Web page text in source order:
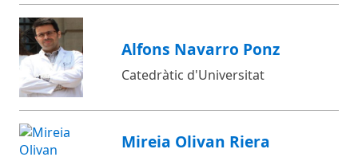
Alfons Navarro Ponz
Catedràtic d'Universitat
Mireia Olivan Riera